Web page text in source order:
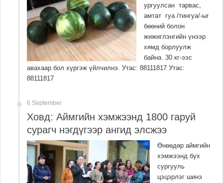
ургуулсан тарвас,
амтат гуа /тингуа/-ыг
бөөний болон
жижиглэнгийн үнээр
хямд борлуулж
байна. 30 кг-ээс
авахаар бол хүргэж үйлчилнэ. Утас: 88111817 Утас:
88111817
6 September
Ховд: Аймгийн хэмжээнд 1800 гаруй
сурагч нэгдүгээр ангид элсжээ
Өнөөдөр аймгийн
хэмжээнд бүх
сургууль
цэцэрлэг шинэ